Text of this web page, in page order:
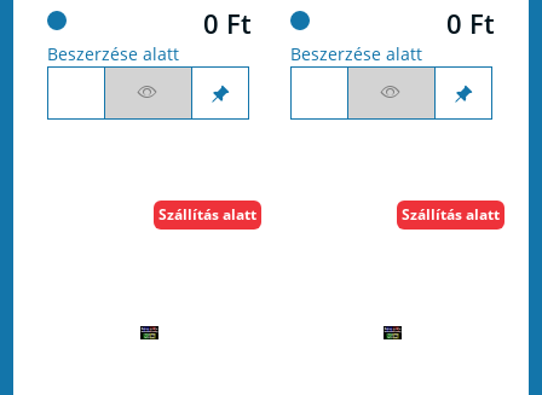
0 Ft
Beszerzése alatt
0 Ft
Beszerzése alatt
Szállítás alatt Szállítás alatt